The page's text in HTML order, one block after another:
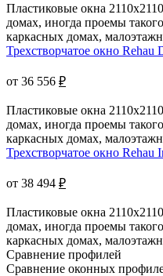
Пластиковые окна
домах, иногда проемы
каркасных домах,
Трехстворчатое окно Rehau
от 36 556 ₽
Пластиковые окна
домах, иногда проемы
каркасных домах,
Трехстворчатое окно Rehau
от 38 494 ₽
Пластиковые окна
домах, иногда проемы
каркасных домах,
Сравнение профилей
Сравнение оконных